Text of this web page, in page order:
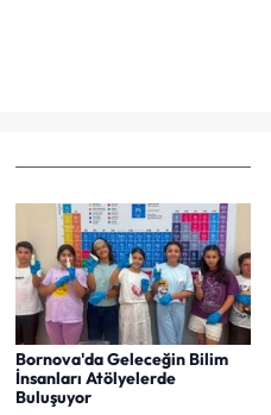
Bornova'da Geleceğin Bilim
İnsanları Atölyelerde
Buluşuyor